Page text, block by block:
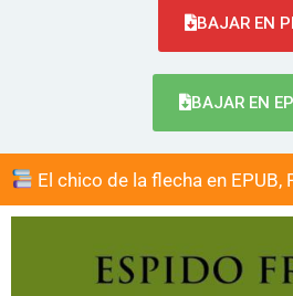
BAJAR EN
BAJAR EN
El chico de la flecha en EPUB,